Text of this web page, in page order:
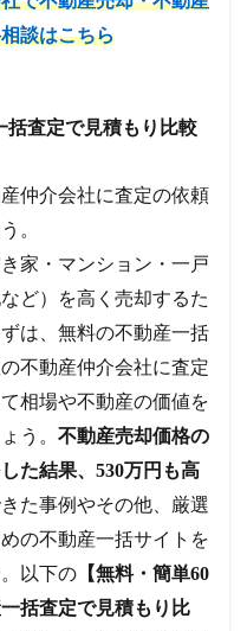
談はこちら
括査定で見積もり比較
仲介会社に査定の依頼
。
家・マンション・一戸
ど）を高く売却するた
は、無料の不動産一括
不動産仲介会社に査定
相場や不動産の価値を
う。不動産売却価格の
た結果、530万円も高
た事例やその他、厳選
の不動産一括サイトを
以下の 【無料・簡単60
括査定で見積もり比